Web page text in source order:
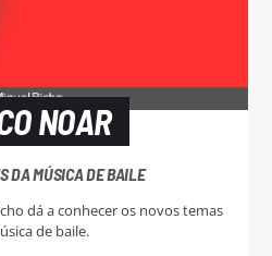
NOAR
DA MÚSICA DE BAILE
dá a conhecer os novos temas
de baile.